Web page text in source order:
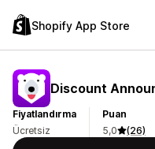
Shopify App Store
Discount
Fiyatlandırma
Ücretsiz
Puan
5,0
(26)